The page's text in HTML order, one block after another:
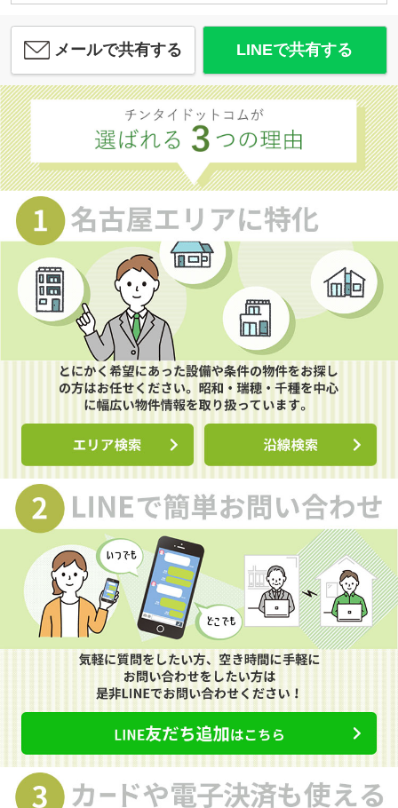
メールで共有する LINEで共有する